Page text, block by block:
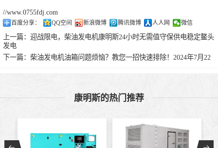
//www.0755fdj.com
百度分享： QQ空间 新浪微博 腾讯微博 人人网 微信
上一篇： 迎战限电，柴油发电机康明斯24小时无需值守保供电稳定鳌头
发电
下一篇： 柴油发电机油箱问题烦恼？教您一招快速排除！2024年7月22
康明斯的热门推荐
汕头租赁